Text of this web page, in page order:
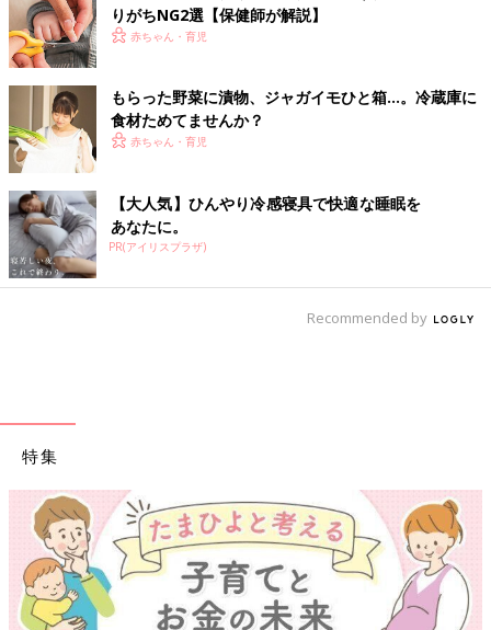
りがちNG2選【保健師が解説】
赤ちゃん・育児
もらった野菜に漬物、ジャガイモひと箱…。冷蔵庫に
食材ためてませんか？
赤ちゃん・育児
【大人気】ひんやり冷感寝具で快適な睡眠を
あなたに。
PR(アイリスプラザ)
Recommended by
特集